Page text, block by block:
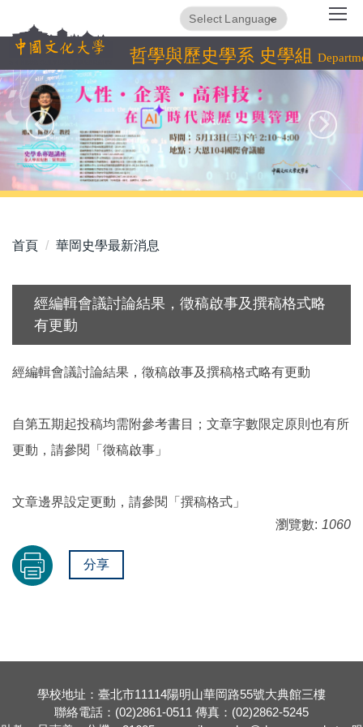
到
主
要
內
容
區
哲學與歷史學系 史學組
Powered by
首頁 華岡史學最新消息
經編輯會議討論結果，徵稿啟事及撰稿格式略
有更動
經編輯會議討論結果，徵稿啟事及撰稿格式略有更動
自第五期起投稿均需附參考書目；文章字數限定原則也有所
更動，請參閱「徵稿啟事」
文章邊界設定更動，請參閱「撰稿格式」
瀏覽數: 1060
分享
學校地址：臺北市11114陽明山華岡路55號大典館三樓
聯絡電話：(02)2861-0511 傳真：(02)2862-5245